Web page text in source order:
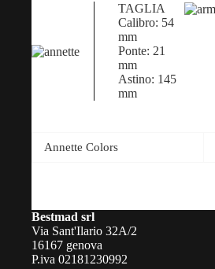
TAGLIA
Calibro: 54
mm
Ponte: 21
mm
Astino: 145
mm
Annette Colors
Bestmad srl
Via Sant'Ilario 32A/2
16167 genova
P.iva 02181230992